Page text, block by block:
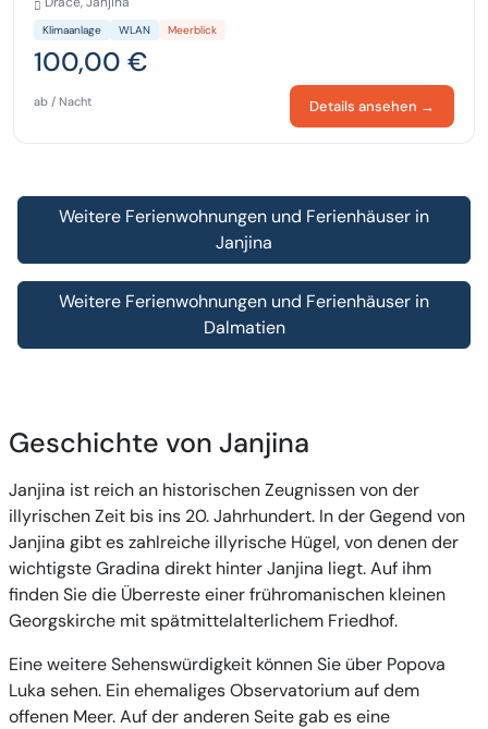
Klimaanlage WLAN Meerblick
100,00 €
ab / Nacht Details ansehen →
Weitere Ferienwohnungen und Ferienhäuser in
Janjina
Weitere Ferienwohnungen und Ferienhäuser in
Dalmatien
Geschichte von Janjina
Janjina ist reich an historischen Zeugnissen von der
illyrischen Zeit bis ins 20. Jahrhundert. In der Gegend von
Janjina gibt es zahlreiche illyrische Hügel, von denen der
wichtigste Gradina direkt hinter Janjina liegt. Auf ihm
finden Sie die Überreste einer frühromanischen kleinen
Georgskirche mit spätmittelalterlichem Friedhof.
Eine weitere Sehenswürdigkeit können Sie über Popova
Luka sehen. Ein ehemaliges Observatorium auf dem
offenen Meer. Auf der anderen Seite gab es eine